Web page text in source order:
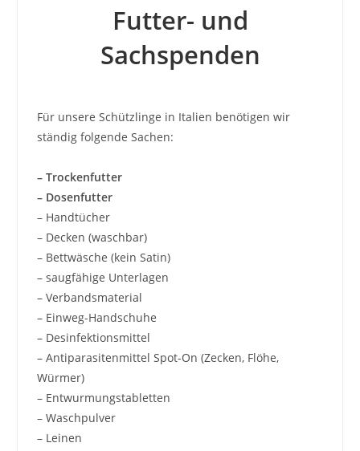
Futter- und
Sachspenden
Für unsere Schützlinge in Italien benötigen wir
ständig folgende Sachen:
– Trockenfutter
– Dosenfutter
– Handtücher
– Decken (waschbar)
– Bettwäsche (kein Satin)
– saugfähige Unterlagen
– Verbandsmaterial
– Einweg-Handschuhe
– Desinfektionsmittel
– Antiparasitenmittel Spot-On (Zecken, Flöhe,
Würmer)
– Entwurmungstabletten
– Waschpulver
– Leinen